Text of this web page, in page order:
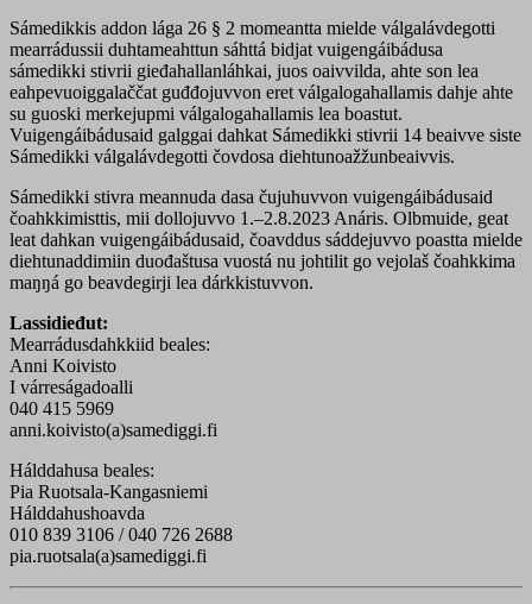
Sámedikkis addon lága 26 § 2 momeantta mielde válgalávdegotti
mearrádussii duhtameahttun sáhttá bidjat vuigengáibádusa
sámedikki stivrii gieđahallanláhkai, juos oaivvilda, ahte son lea
eahpevuoiggalaččat guđđojuvvon eret válgalogahallamis dahje ahte
su guoski merkejupmi válgalogahallamis lea boastut.
Vuigengáibádusaid galggai dahkat Sámedikki stivrii 14 beaivve siste
Sámedikki válgalávdegotti čovdosa diehtunoažžunbeaivvis.
Sámedikki stivra meannuda dasa čujuhuvvon vuigengáibádusaid
čoahkkimisttis, mii dollojuvvo 1.–2.8.2023 Anáris. Olbmuide, geat
leat dahkan vuigengáibádusaid, čoavddus sáddejuvvo poastta mielde
diehtunaddimiin duođaštusa vuostá nu johtilit go vejolaš čoahkkima
maŋŋá go beavdegirji lea dárkkistuvvon.
Lassidieđut:
Mearrádusdahkkiid beales:
Anni Koivisto
I várreságadoalli
040 415 5969
anni.koivisto(a)samediggi.fi
Hálddahusa beales:
Pia Ruotsala-Kangasniemi
Hálddahushoavda
010 839 3106 / 040 726 2688
pia.ruotsala(a)samediggi.fi